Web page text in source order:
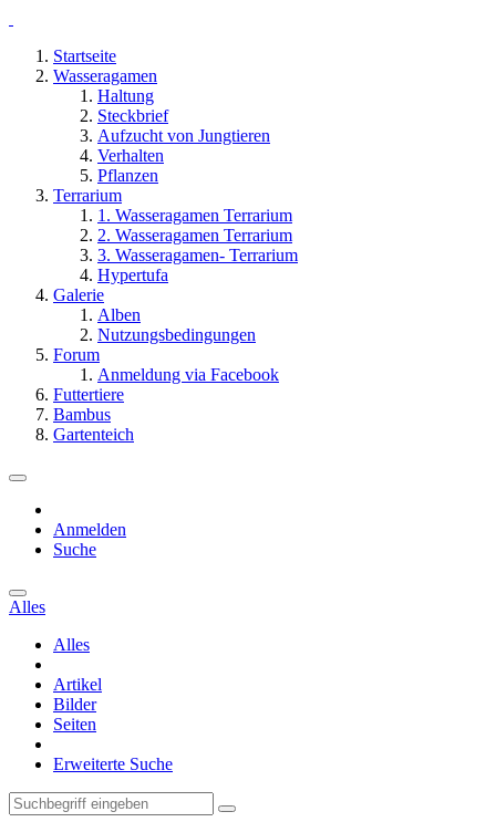
Startseite
Wasseragamen
Haltung
Steckbrief
Aufzucht von Jungtieren
Verhalten
Pflanzen
Terrarium
1. Wasseragamen Terrarium
2. Wasseragamen Terrarium
3. Wasseragamen- Terrarium
Hypertufa
Galerie
Alben
Nutzungsbedingungen
Forum
Anmeldung via Facebook
Futtertiere
Bambus
Gartenteich
Anmelden
Suche
Alles
Alles
Artikel
Bilder
Seiten
Erweiterte Suche